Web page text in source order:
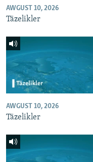
AWGUST 10, 2026
Täzelikler
AWGUST 10, 2026
Täzelikler